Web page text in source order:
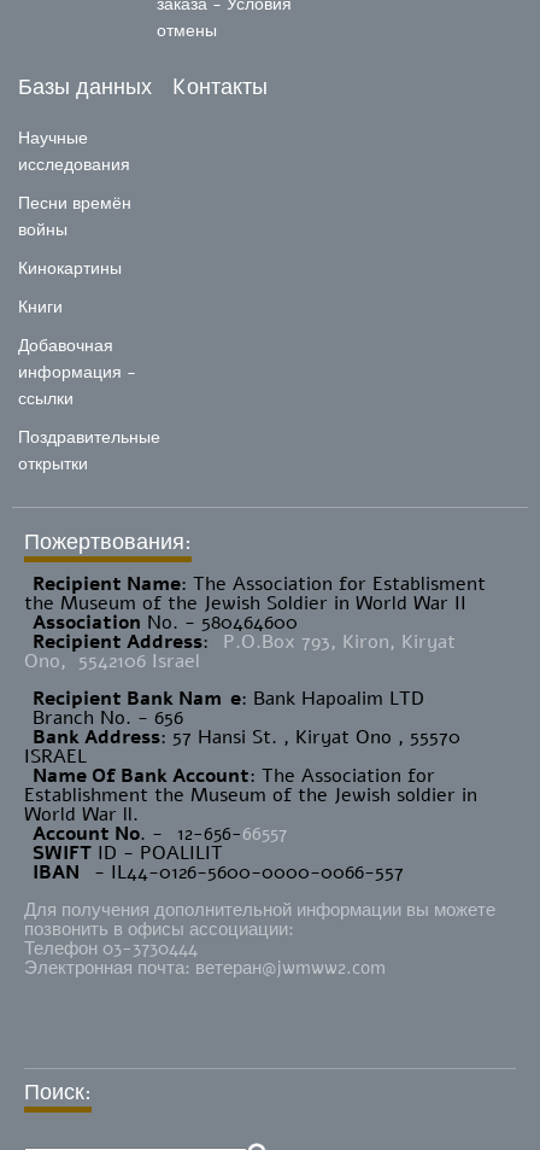
отмены
Базы данных
Научные
исследования
Песни времён
войны
Кинокартины
Книги
Добавочная
информация -
ссылки
Поздравительные
открытки
Kонтакты
Пожертвования:
Recipient Name​: The Association for Establisment
the Museum of the Jewish Soldier in World War II
Association No. - 580464600
Recipient Address: P.O.Box 793, Kiron, Kiryat
Ono, 5542106 Israel
Recipient Bank Nam e: Bank Hapoalim LTD
Branch No. - 656
Bank Address: 57 Hansi St. , Kiryat Ono , 55570
ISRAEL
Name Of Bank Account: The Association for
Establishment the Museum of the Jewish soldier in
World War ll.
Account No. - 12-656-66557
SWIFT ID - POALILIT
IBAN - IL44-0126-5600-0000-0066-557
Для получения дополнительной информации вы можете
позвонить в офисы ассоциации:
Телефон 03-3730444
Электронная почта: ветеран@jwmww2.com
Поиск: